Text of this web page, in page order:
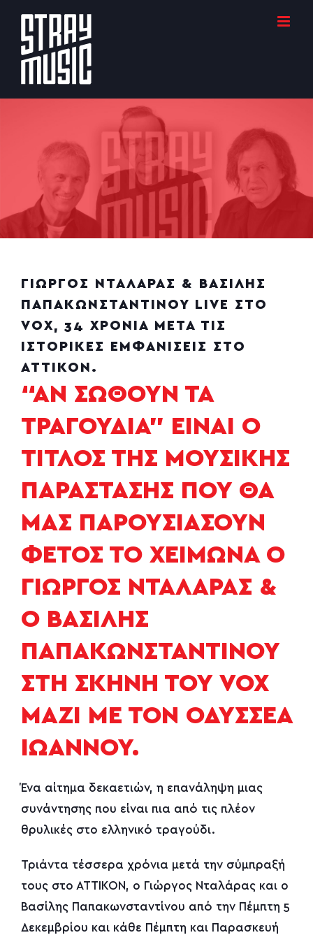
περιεχόμενο
ΓΙΩΡΓΟΣ ΝΤΑΛΑΡΑΣ & ΒΑΣΙΛΗΣ
ΠΑΠΑΚΩΝΣΤΑΝΤΙΝΟΥ LIVE ΣΤΟ
VOX, 34 ΧΡΟΝΙΑ ΜΕΤΑ ΤΙΣ
ΙΣΤΟΡΙΚΕΣ ΕΜΦΑΝΙΣΕΙΣ ΣΤΟ
ΑΤΤΙΚΟΝ.
“ΑΝ ΣΩΘΟΥΝ ΤΑ
ΤΡΑΓΟΥΔΙΑ” ΕΙΝΑΙ Ο
ΤΙΤΛΟΣ ΤΗΣ ΜΟΥΣΙΚΗΣ
ΠΑΡΑΣΤΑΣΗΣ ΠΟΥ ΘΑ
ΜΑΣ ΠΑΡΟΥΣΙΑΣΟΥΝ
ΦΕΤΟΣ ΤΟ ΧΕΙΜΩΝΑ Ο
ΓΙΩΡΓΟΣ ΝΤΑΛΑΡΑΣ &
Ο ΒΑΣΙΛΗΣ
ΠΑΠΑΚΩΝΣΤΑΝΤΙΝΟΥ
ΣΤΗ ΣΚΗΝΗ ΤΟΥ VOX
ΜΑΖΙ ΜΕ ΤΟΝ ΟΔΥΣΣΕΑ
ΙΩΑΝΝΟΥ.
Ένα αίτημα δεκαετιών, η επανάληψη μιας
συνάντησης που είναι πια από τις πλέον
θρυλικές στο ελληνικό τραγούδι.
Τριάντα τέσσερα χρόνια μετά την σύμπραξή
τους στο ΑΤΤΙΚΟΝ, ο Γιώργος Νταλάρας και ο
Βασίλης Παπακωνσταντίνου από την Πέμπτη 5
Δεκεμβρίου και κάθε Πέμπτη και Παρασκευή